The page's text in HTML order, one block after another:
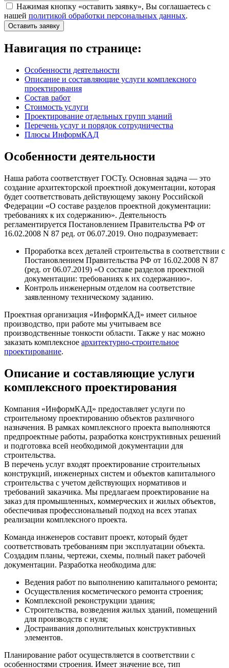
Нажимая кнопку «оставить заявку», Вы соглашаетесь с
нашей политикой обработки персональных данных.
Оставить заявку
Навигация по странице:
Особенности деятельности
Описание и составляющие услуги комплексного
проектирования
Состав работ
Стоимость услуги
Проектирование отдельных групп зданий
Перечень услуг и порядок сотрудничества
Плюсы ИнформКАД
Особенности деятельности
Наша работа соответствует ГОСТу. Основная задача — это
создание архитекторской проектной документации, которая
будет соответствовать действующему закону Российской
Федерации «О составе разделов проектной документации:
требованиях к их содержанию». Деятельность
регламентируется Постановлением Правительства РФ от
16.02.2008 N 87 ред. от 06.07.2019. Оно подразумевает:
Проработка всех деталей строительства в соответствии с
Постановлением Правительства РФ от 16.02.2008 N 87
(ред. от 06.07.2019) «О составе разделов проектной
документации: требованиях к их содержанию».
Контроль инженерным отделом на соответствие
заявленному техническому заданию.
Проектная организация «ИнформКАД» имеет сильное
производство, при работе мы учитываем все
производственные тонкости области. Также у нас можно
заказать комплексное архитектурно-строительное
проектирование.
Описание и составляющие услуги
комплексного проектирования
Компания «ИнформКАД» предоставляет услуги по
строительному проектированию объектов различного
назначения. В рамках комплексного проекта выполняются
предпроектные работы, разработка конструктивных решений
и подготовка всей необходимой документации для
строительства.
В перечень услуг входят проектирование строительных
конструкций, инженерных систем и объектов капитального
строительства с учетом действующих нормативов и
требований заказчика. Мы предлагаем проектирование на
заказ для промышленных, коммерческих и жилых объектов,
обеспечивая профессиональный подход на всех этапах
реализации комплексного проекта.
Команда инженеров составит проект, который будет
соответствовать требованиям при эксплуатации объекта.
Создадим планы, чертежи, схемы, полный пакет рабочей
документации. Разработка необходима для:
Ведения работ по выполнению капитального ремонта;
Осуществления косметического ремонта строения;
Комплексной реконструкции здания;
Строительства, возведения жилых зданий, помещений
для производств с нуля;
Достраивания дополнительных конструктивных
элементов.
Планирование работ осуществляется в соответствии с
особенностями строения. Имеет значение все, тип